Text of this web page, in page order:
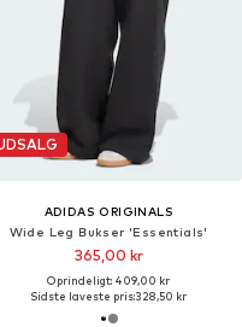
ADIDAS ORIGINALS
Wide Leg Bukser 'Essentials'
365,00 kr
Oprindeligt: 409,00 kr
Sidste laveste pris:328,50 kr